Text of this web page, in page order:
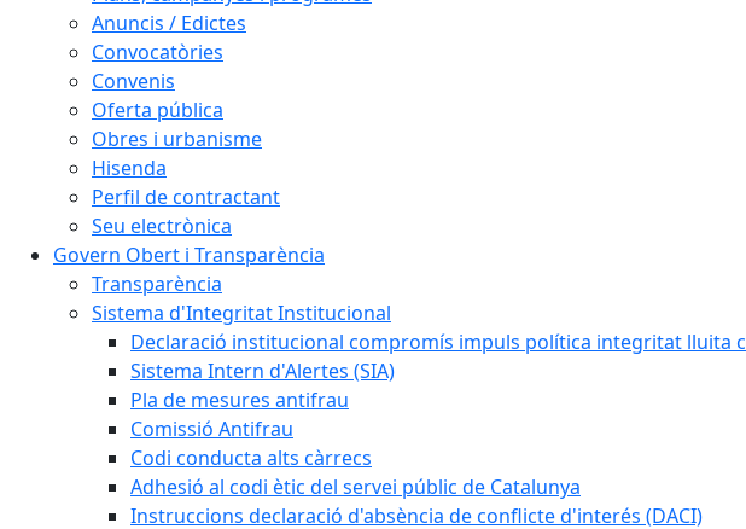
Anuncis / Edictes
Convocatòries
Convenis
Oferta pública
Obres i urbanisme
Hisenda
Perfil de contractant
Seu electrònica
Govern Obert i Transparència
Transparència
Sistema d'Integritat Institucional
Declaració institucional compromís impuls política integritat lluita
Sistema Intern d'Alertes (SIA)
Pla de mesures antifrau
Comissió Antifrau
Codi conducta alts càrrecs
Adhesió al codi ètic del servei públic de Catalunya
Instruccions declaració d'absència de conflicte d'interés (DACI)